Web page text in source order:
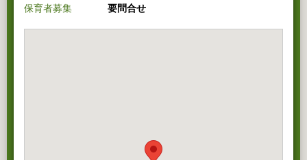
保育者募集 要問合せ